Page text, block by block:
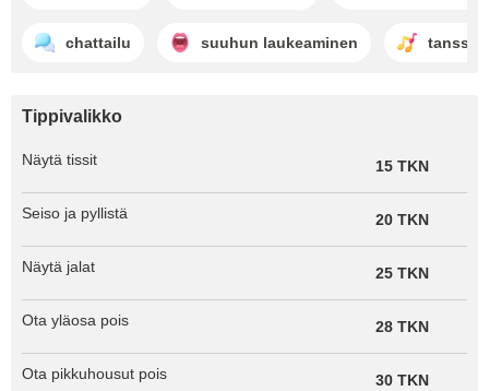
chattailu suuhun laukeaminen tanssia
Tippivalikko
Näytä tissit 15 TKN
Seiso ja pyllistä 20 TKN
Näytä jalat 25 TKN
Ota yläosa pois 28 TKN
Ota pikkuhousut pois 30 TKN